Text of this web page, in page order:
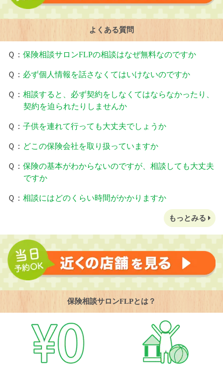
よくある質問
Ｑ： 保険相談サロンFLPの相談はなぜ無料なのですか
Ｑ： 必ず個人情報を話さなくてはいけないのですか
Ｑ： 相談すると、必ず契約をしなくてはならなかったり、
契約を迫られたりしませんか
Ｑ： 子供を連れて行っても大丈夫でしょうか
Ｑ： どこの保険会社を取り扱っていますか
Ｑ： 保険の基本がわからないのですが、相談しても大丈夫
ですか
Ｑ： 相談にはどのくらい時間がかかりますか
もっとみる
保険相談サロンFLPとは？